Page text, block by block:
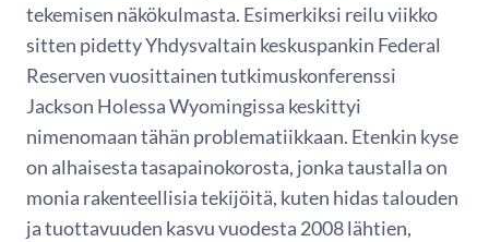
tekemisen näkökulmasta. Esimerkiksi reilu viikko
sitten pidetty Yhdysvaltain keskuspankin Federal
Reserven vuosittainen tutkimuskonferenssi
Jackson Holessa Wyomingissa keskittyi
nimenomaan tähän problematiikkaan. Etenkin kyse
on alhaisesta tasapainokorosta, jonka taustalla on
monia rakenteellisia tekijöitä, kuten hidas talouden
ja tuottavuuden kasvu vuodesta 2008 lähtien,